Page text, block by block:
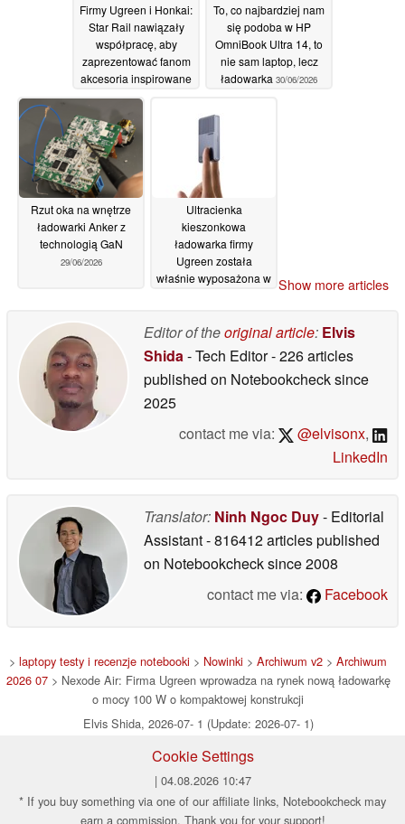
Firmy Ugreen i Honkai:
Star Rail nawiązały
współpracę, aby
zaprezentować fanom
akcesoria inspirowane
postacią Yao Guang
To, co najbardziej nam
się podoba w HP
OmniBook Ultra 14, to
nie sam laptop, lecz
ładowarka 30/06/2026
Rzut oka na wnętrze
ładowarki Anker z
technologią GaN
29/06/2026
Ultracienka
kieszonkowa
ładowarka firmy
Ugreen została
właśnie wyposażona w Show more articles
Editor of theoriginal article: Elvis
Shida- Tech Editor- 226 articles
published on Notebookchecksince
2025
contact me via:
@elvisonx,
LinkedIn
Translator: Ninh Ngoc Duy- Editorial
Assistant- 816412 articles published
on Notebookchecksince 2008
contact me via:
Facebook
> laptopy testy i recenzje notebooki > Nowinki > Archiwum v2 > Archiwum
2026 07> Nexode Air: Firma Ugreen wprowadza na rynek nową ładowarkę
o mocy 100 W o kompaktowej konstrukcji
Elvis Shida, 2026-07- 1 (Update: 2026-07- 1)
Cookie Settings
| 04.08.2026 10:47
* If you buy something via one of our affiliate links, Notebookcheck may
earn a commission. Thank you for your support!